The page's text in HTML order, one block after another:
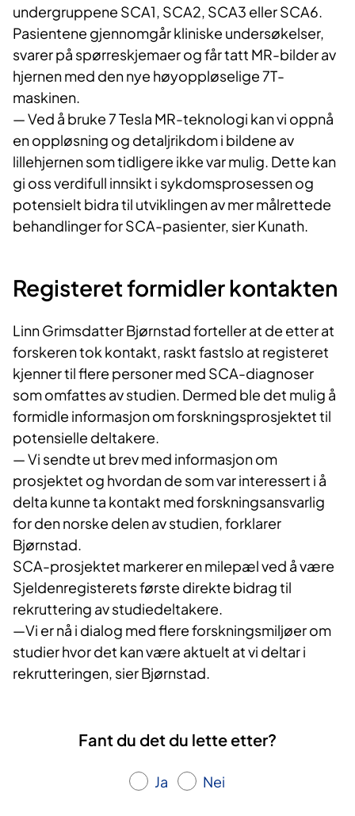
undergruppene SCA1, SCA2, SCA3 eller SCA6.
Pasientene gjennomgår kliniske undersøkelser,
svarer på spørreskjemaer og får tatt MR-bilder av
hjernen med den nye høyoppløselige 7T-
maskinen.
— Ved å bruke 7 Tesla MR-teknologi kan vi oppnå
en oppløsning og detaljrikdom i bildene av
lillehjernen som tidligere ikke var mulig. Dette kan
gi oss verdifull innsikt i sykdomsprosessen og
potensielt bidra til utviklingen av mer målrettede
behandlinger for SCA-pasienter, sier Kunath.
Registeret formidler kontakten
Linn Grimsdatter Bjørnstad forteller at de etter at
forskeren tok kontakt, raskt fastslo at registeret
kjenner til flere personer med SCA-diagnoser
som omfattes av studien. Dermed ble det mulig å
formidle informasjon om forskningsprosjektet til
potensielle deltakere.
— Vi sendte ut brev med informasjon om
prosjektet og hvordan de som var interessert i å
delta kunne ta kontakt med forskningsansvarlig
for den norske delen av studien, forklarer
Bjørnstad.
SCA-prosjektet markerer en milepæl ved å være
Sjeldenregisterets første direkte bidrag til
rekruttering av studiedeltakere.
—Vi er nå i dialog med flere forskningsmiljøer om
studier hvor det kan være aktuelt at vi deltar i
rekrutteringen, sier Bjørnstad.
Fant du det du lette etter?
Ja Nei